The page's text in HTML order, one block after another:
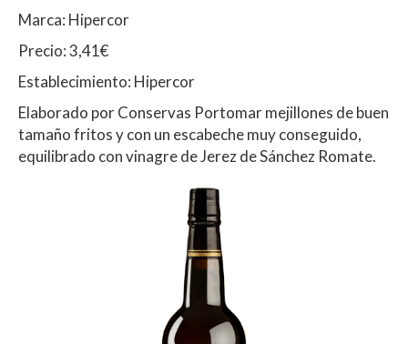
Marca: Hipercor
Precio: 3,41€
Establecimiento: Hipercor
Elaborado por Conservas Portomar mejillones de buen
tamaño fritos y con un escabeche muy conseguido,
equilibrado con vinagre de Jerez de Sánchez Romate.